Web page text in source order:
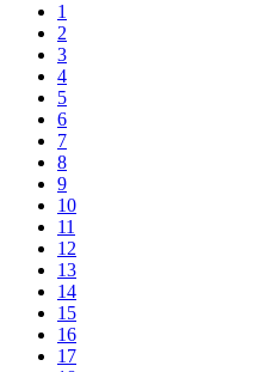
1
2
3
4
5
6
7
8
9
10
11
12
13
14
15
16
17